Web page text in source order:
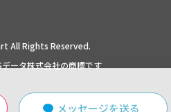
All Rights Reserved.
ータ株式会社の商標です
メッセージを送る